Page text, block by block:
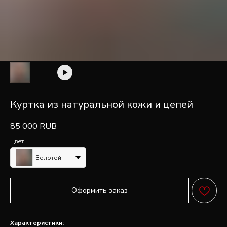
Куртка из натуральной кожи и цепей
85 000 RUB
Цвет
Золотой
Оформить заказ
Характеристики:
FAQ